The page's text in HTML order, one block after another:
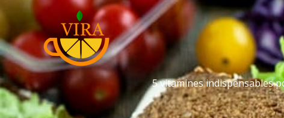
contenu
5 vitamines indispensables